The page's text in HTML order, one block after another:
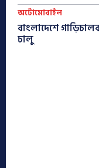
অটোমোবাইল
বাংলাদেশে
চালু